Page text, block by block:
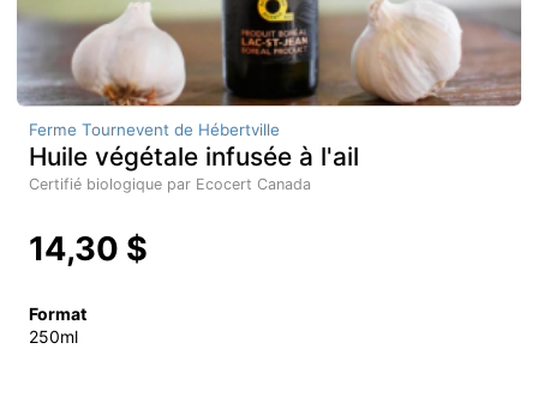
Ferme Tournevent de Hébertville
Huile végétale infusée à l'ail
Certifié biologique par Ecocert Canada
14,30 $
Format
250ml